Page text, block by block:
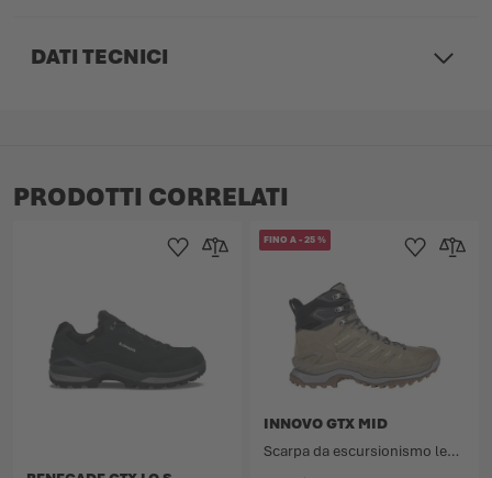
DATI TECNICI
PRODOTTI CORRELATI
Aggiungi alla Lista dei Desideri
Aggiungi al confronto
FINO A-25%
INNOVO GTX MID
Scarpa da escursionismo leggera e sportiva con membrana GORE-TEX.
Aggiungi alla